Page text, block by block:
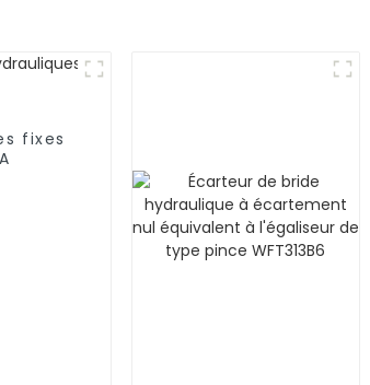
fixes